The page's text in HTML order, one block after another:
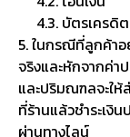
4.3. บัตรเครดิต
5. ในกรณีที่ลูกค้าอ
จริงและหักจากค่า
และปริมณฑลจะให้
ที่ร้านแล้วชำระเ
ผ่านทางไลน์